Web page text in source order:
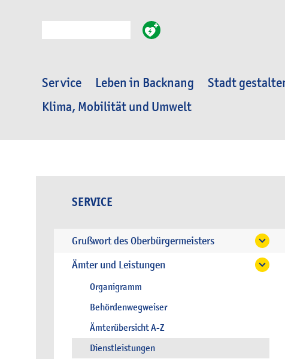
Service Leben in Backnang Stadt
Klima, Mobilität und Umwelt
SERVICE
Grußwort des Oberbürgermeisters
Ämter und Leistungen
Organigramm
Behördenwegweiser
Ämterübersicht A-Z
Dienstleistungen